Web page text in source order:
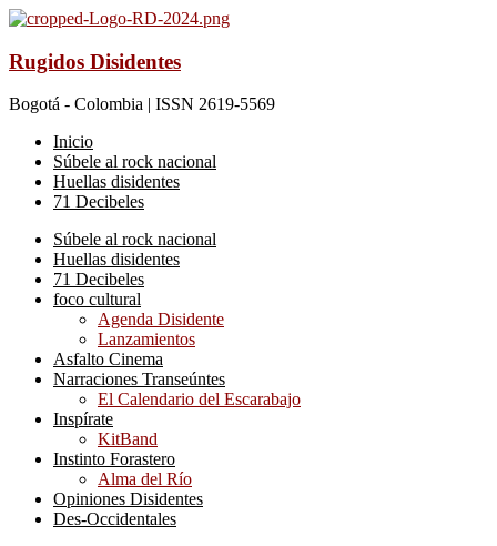
Rugidos Disidentes
Bogotá - Colombia | ISSN 2619-5569
Inicio
Súbele al rock nacional
Huellas disidentes
71 Decibeles
Súbele al rock nacional
Huellas disidentes
71 Decibeles
foco cultural
Agenda Disidente
Lanzamientos
Asfalto Cinema
Narraciones Transeúntes
El Calendario del Escarabajo
Inspírate
KitBand
Instinto Forastero
Alma del Río
Opiniones Disidentes
Des-Occidentales